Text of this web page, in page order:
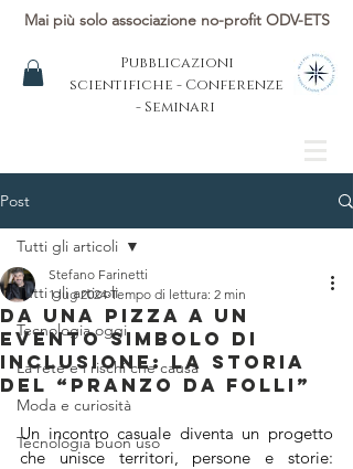
Mai più solo associazione no-profit ODV-ETS
Pubblicazioni
scientifiche - Conferenze
- Seminari
Post
Tutti gli articoli
Tecnologia oggi
La rete e i rischi che causa
Moda e curiosità
Tecnologia buon uso
Tutti gli articoli
Da una pizza a un
evento simbolo di
inclusione: la storia
del “Pranzo da Folli”
Stefano Farinetti
1 lug 2024 Tempo di lettura: 2 min
Un incontro casuale diventa un progetto
che unisce territori, persone e storie: